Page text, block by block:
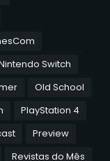
Switch
Old School
PlayStation 4
Preview
Revistas do Mês